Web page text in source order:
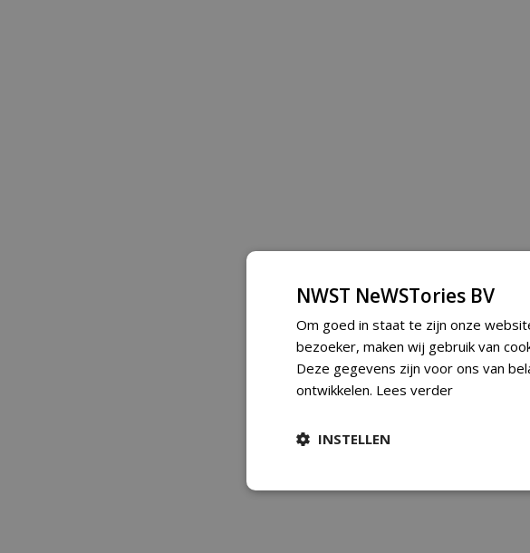
NWST NeWSTories BV
Om goed in staat te zijn onze
bezoeker, maken wij gebruik van
Deze gegevens zijn voor ons van
ontwikkelen. Lees verder
INSTELLEN